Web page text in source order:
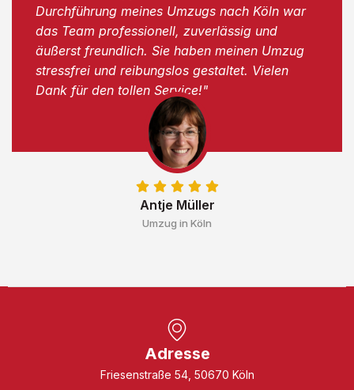
Antje Müller
Umzug in Köln
Durchführung meines Umzugs nach Köln war
das Team professionell, zuverlässig und
äußerst freundlich. Sie haben meinen Umzug
stressfrei und reibungslos gestaltet. Vielen
Dank für den tollen Service!"
Adresse
Friesenstraße 54, 50670 Köln